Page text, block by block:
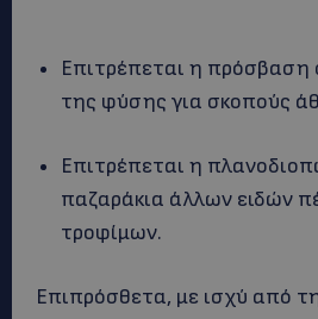
Επιτρέπεται η πρόσβαση
της φύσης για σκοπούς
Επιτρέπεται η
παζαράκια άλλων ειδών
τροφίμων.
Επιπρόσθετα, με ισχύ από